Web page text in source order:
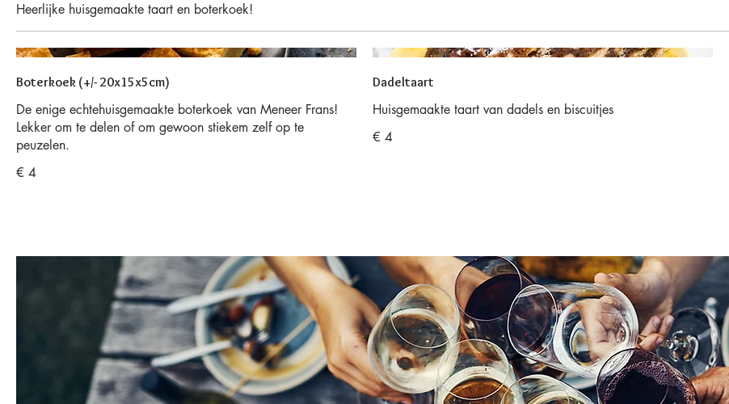
Heerlijke huisgemaakte taart en boterkoek!
Boterkoek (+/- 20x15x5cm)
De enige echtehuisgemaakte boterkoek van Meneer Frans!
Lekker om te delen of om gewoon stiekem zelf op te
peuzelen.
€ 4
Dadeltaart
Huisgemaakte taart van dadels en biscuitjes
€ 4